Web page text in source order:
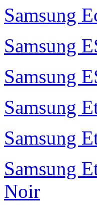
Samsung
Samsung
Samsung
Samsung
Samsung
Samsung
Noir